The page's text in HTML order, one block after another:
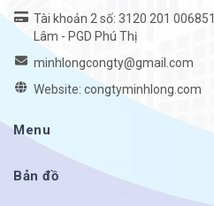
Tài khoản 2 số: 3120 201
Lâm - PGD Phú Thị
minhlongcongty@gmail.com
Website: congtyminhlong.com
Menu
Bản đồ